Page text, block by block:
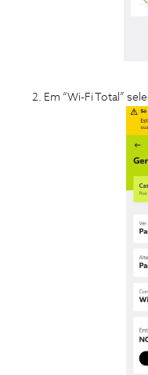
Em “Wi-Fi Total”